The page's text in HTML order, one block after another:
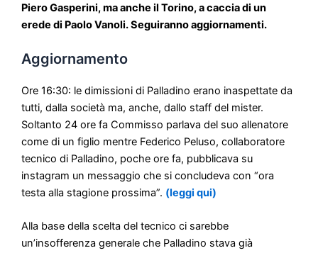
Piero Gasperini, ma anche il Torino, a caccia di un
erede di Paolo Vanoli. Seguiranno aggiornamenti.
Aggiornamento
Ore 16:30: le dimissioni di Palladino erano inaspettate da
tutti, dalla società ma, anche, dallo staff del mister.
Soltanto 24 ore fa Commisso parlava del suo allenatore
come di un figlio mentre Federico Peluso, collaboratore
tecnico di Palladino, poche ore fa, pubblicava su
instagram un messaggio che si concludeva con “ora
testa alla stagione prossima”. (leggi qui)
Alla base della scelta del tecnico ci sarebbe
un’insofferenza generale che Palladino stava già